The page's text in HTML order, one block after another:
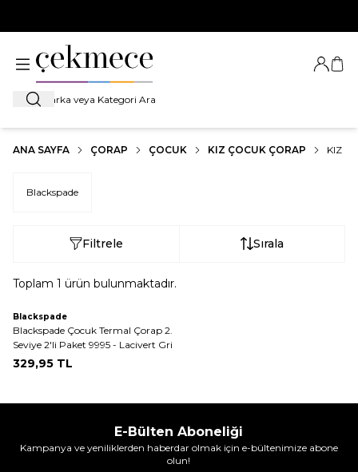
Ara
Giriş
ANA SAYFA ÇORAP ÇOCUK KIZ ÇOCUK ÇORAP KIZ
Blackspade
Filtrele Sırala
Toplam 1 ürün bulunmaktadır.
Blackspade
Blackspade Çocuk Termal Çorap 2.
Seviye 2'li Paket 9995 - Lacivert Gri
329,95 TL
E-Bülten Aboneliği
Kampanya ve yeniliklerden haberdar olmak için e-bültenimize abone
olun!